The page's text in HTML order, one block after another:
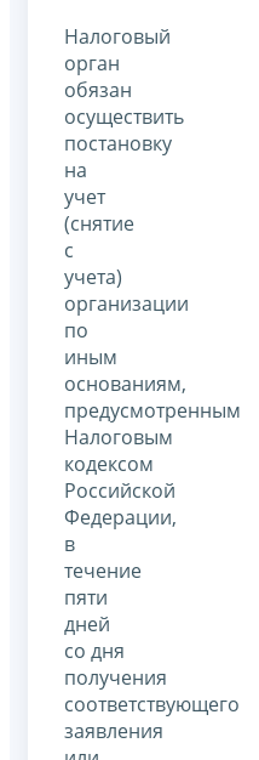
Налоговый
орган
обязан
осуществить
постановку
на
учет
(снятие
с
учета)
организации
по
иным
основаниям,
предусмотренным
Налоговым
кодексом
Российской
Федерации,
в
течение
пяти
дней
со дня
получения
соответствующего
заявления